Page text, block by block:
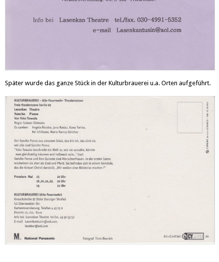
Später wurde das ganze Stück in der Kulturbrauerei u.a. Orten aufgeführt.